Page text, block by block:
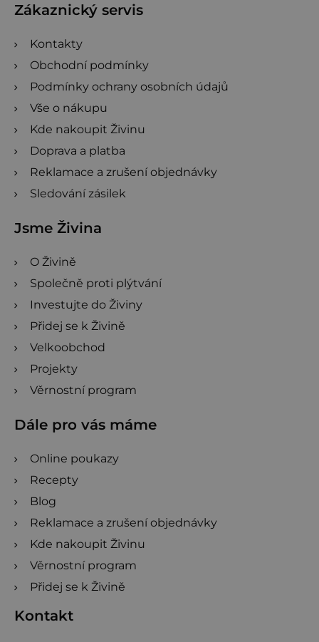
Zákaznický servis
Kontakty
Obchodní podmínky
Podmínky ochrany osobních údajů
Vše o nákupu
Kde nakoupit Živinu
Doprava a platba
Reklamace a zrušení objednávky
Sledování zásilek
Jsme Živina
O Živině
Společně proti plýtvání
Investujte do Živiny
Přidej se k Živině
Velkoobchod
Projekty
Věrnostní program
Dále pro vás máme
Online poukazy
Recepty
Blog
Reklamace a zrušení objednávky
Kde nakoupit Živinu
Věrnostní program
Přidej se k Živině
Kontakt